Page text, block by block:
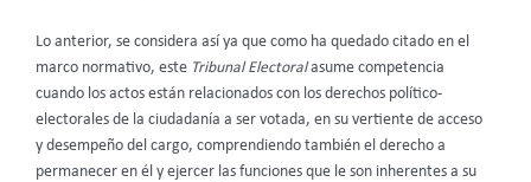
Lo anterior, se considera así ya que como ha quedado citado en el
marco normativo, este Tribunal Electoralasume competencia
cuando los actos están relacionados con los derechos político-
electorales de la ciudadanía a ser votada, en su vertiente de acceso
y desempeño del cargo, comprendiendo también el derecho a
permanecer en él y ejercer las funciones que le son inherentes a su